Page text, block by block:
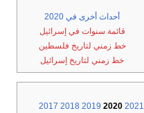
أحداث أخرى في 2020
قائمة سنوات في إسرائيل
خط زمني لتاريخ فلسطين
خط زمني لتاريخ إسرائيل
2017 2018 2019 2020 2021